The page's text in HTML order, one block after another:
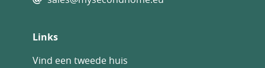
Links
Vind een tweede huis